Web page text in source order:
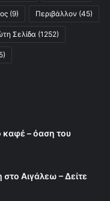
(9) Περιβάλλον (45)
Σελίδα (1252)
καφέ – όαση του
Αιγάλεω – Δείτε